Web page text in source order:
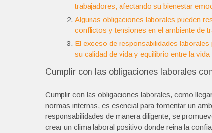
trabajadores, afectando su bienestar
Algunas obligaciones laborales pueden
conflictos y tensiones en el ambiente de
El exceso de responsabilidades
su calidad de vida y equilibrio entre la
Cumplir con las obligaciones laborales
Cumplir con las obligaciones laborales, como
normas internas, es esencial para fomentar un
responsabilidades de manera diligente, se
crear un clima laboral positivo donde reina la